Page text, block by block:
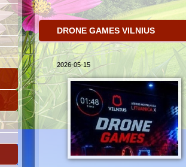
DRONE GAMES VILNIUS
2026-05-15